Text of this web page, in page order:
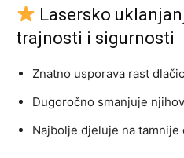
Lasersko
trajnosti i sigurnosti
Znatno usporava rast
Dugoročno smanjuje
Najbolje djeluje na tamnije